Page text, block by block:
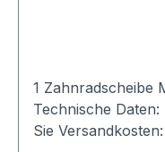
1 Zahnradscheibe
Technische
Sie